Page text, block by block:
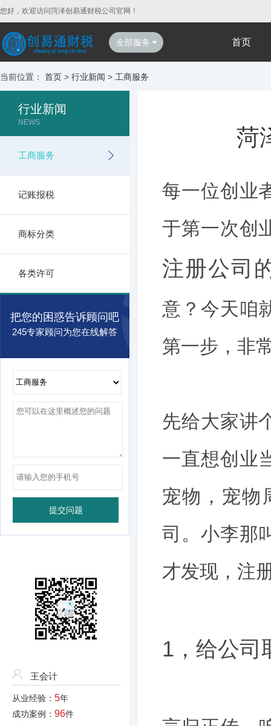
您好，欢迎访问菏泽创易通财税公司官网！
全部服务 首页
当前位置： 首页 > 行业新闻 > 工商服务
行业新闻
NEWS
工商服务
记账报税
商标分类
各类许可
把您的困惑告诉顾问吧
245专家顾问为您在线解答
王会计
从业经验： 5年
成功案例： 96件
菏
每一位创业
于第一次创
注册公司
意？今天咱
第一步，非
先给大家讲
一直想创业
宠物，宠物
司。小李那
才发现，注
1，给公司